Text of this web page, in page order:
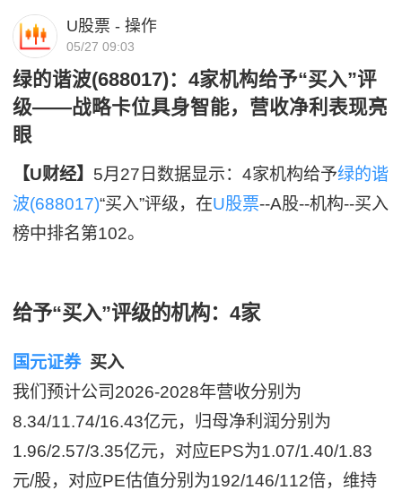
U股票 - 操作
05/27 09:03
绿的谐波(688017)：4家机构给予“买入”评
级——战略卡位具身智能，营收净利表现亮
眼
【U财经】 5月27日数据显示：4家机构给予绿的谐
波(688017)“买入”评级，在U股票--A股--机构--买入
榜中排名第102。
给予“买入”评级的机构：4家
国元证券买入
我们预计公司2026-2028年营收分别为
8.34/11.74/16.43亿元，归母净利润分别为
1.96/2.57/3.35亿元，对应EPS为1.07/1.40/1.83
元/股，对应PE估值分别为192/146/112倍，维持